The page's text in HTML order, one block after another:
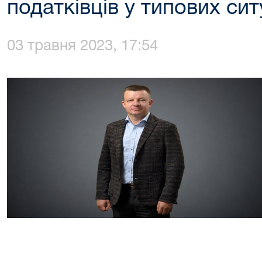
податківців у типових
03 травня 2023, 17:54